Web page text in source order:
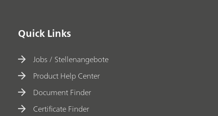
Quick Links
Jobs / Stellenangebote
Product Help Center
Document Finder
Certificate Finder